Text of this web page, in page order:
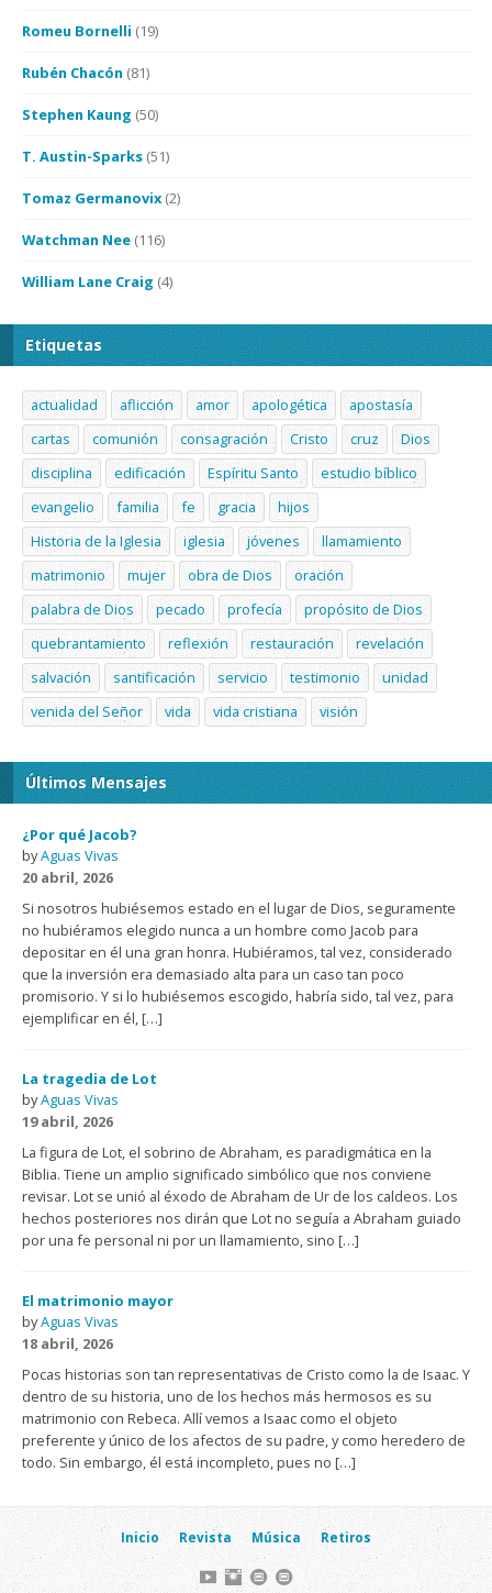
Romeu Bornelli (19)
Rubén Chacón (81)
Stephen Kaung (50)
T. Austin-Sparks (51)
Tomaz Germanovix (2)
Watchman Nee (116)
William Lane Craig (4)
Etiquetas
actualidad aflicción amor apologética
apostasía
cartas
comunión consagración Cristo cruz
Dios
disciplina
edificación Espíritu Santo
estudio bíblico
evangelio
familia fe gracia
hijos
Historia de la Iglesia
iglesia jóvenes
llamamiento
matrimonio
mujer obra de Dios
oración
palabra de Dios
pecado profecía
propósito de Dios
quebrantamiento
reflexión restauración
revelación
salvación
santificación servicio testimonio
unidad
venida del Señor
vida vida cristiana visión
Últimos Mensajes
¿Por qué Jacob?
byAguas Vivas
20 abril, 2026
Si nosotros hubiésemos estado en el lugar de Dios, seguramente
no hubiéramos elegido nunca a un hombre como Jacob para
depositar en él una gran honra. Hubiéramos, tal vez, considerado
que la inversión era demasiado alta para un caso tan poco
promisorio. Y si lo hubiésemos escogido, habría sido, tal vez, para
ejemplificar en él, […]
La tragedia de Lot
byAguas Vivas
19 abril, 2026
La figura de Lot, el sobrino de Abraham, es paradigmática en la
Biblia. Tiene un amplio significado simbólico que nos conviene
revisar. Lot se unió al éxodo de Abraham de Ur de los caldeos. Los
hechos posteriores nos dirán que Lot no seguía a Abraham guiado
por una fe personal ni por un llamamiento, sino […]
El matrimonio mayor
byAguas Vivas
18 abril, 2026
Pocas historias son tan representativas de Cristo como la de Isaac. Y
dentro de su historia, uno de los hechos más hermosos es su
matrimonio con Rebeca. Allí vemos a Isaac como el objeto
preferente y único de los afectos de su padre, y como heredero de
todo. Sin embargo, él está incompleto, pues no […]
Inicio Revista Música Retiros